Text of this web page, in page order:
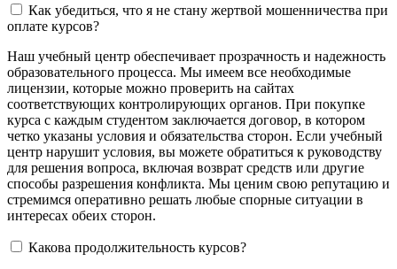
Как убедиться, что я не стану жертвой мошенничества при
оплате курсов?
Наш учебный центр обеспечивает прозрачность и надежность
образовательного процесса. Мы имеем все необходимые
лицензии, которые можно проверить на сайтах
соответствующих контролирующих органов. При покупке
курса с каждым студентом заключается договор, в котором
четко указаны условия и обязательства сторон. Если учебный
центр нарушит условия, вы можете обратиться к руководству
для решения вопроса, включая возврат средств или другие
способы разрешения конфликта. Мы ценим свою репутацию и
стремимся оперативно решать любые спорные ситуации в
интересах обеих сторон.
Какова продолжительность курсов?